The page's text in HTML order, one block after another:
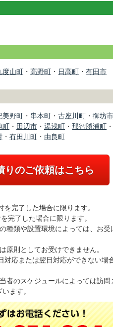
度山町 ・ 高野町 ・ 日高町 ・ 有田市
美野町 ・ 串本町 ・ 古座川町 ・ 御坊市
町 ・ 田辺市 ・ 湯浅町 ・ 那智勝浦町 ・
・ 有田川町 ・ 由良町
りのご依頼はこちら
完了した場合に限ります。
完了した場合に限ります。
種類や設置環境によっては、お受
原則としてお受けできません。
対応または翌日対応ができない場
者のスケジュールによっては訪問
ます。